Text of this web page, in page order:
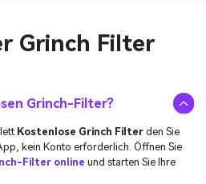
Grinch Filter
Grinch-Filter?
Kostenlose Grinch Filter den Sie
kein Konto erforderlich. Öffnen Sie
Filter online und starten Sie Ihre